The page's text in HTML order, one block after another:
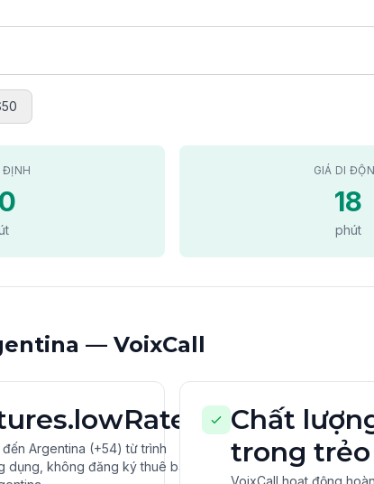
ĐỊNH GIÁ DI
18
phút
— VoixCall
Argentina (+54) từ trình
dụng, không đăng ký thuê bao.
Chất
trong trẻo
VoixCall hoạt động